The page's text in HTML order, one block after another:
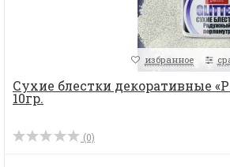
избранное
Сухие блестки декоративные
10гр.
(0)